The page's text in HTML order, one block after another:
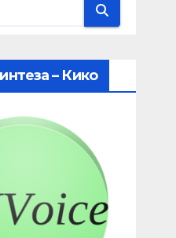
– Кико